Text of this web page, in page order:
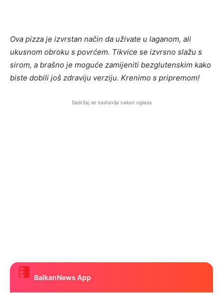
Ova pizza je izvrstan način da uživate u laganom, ali
ukusnom obroku s povrćem. Tikvice se izvrsno slažu s
sirom, a brašno je moguće zamijeniti bezglutenskim kako
biste dobili još zdraviju verziju. Krenimo s pripremom!
Sadržaj se nastavlja nakon oglasa
BalkanNews App